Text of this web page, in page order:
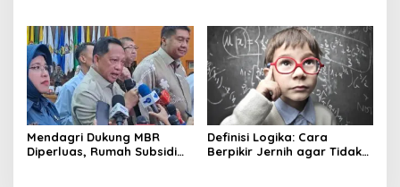
Mendagri Dukung MBR
Diperluas, Rumah Subsidi
Definisi Logika: Cara
Berpikir Jernih agar Tidak